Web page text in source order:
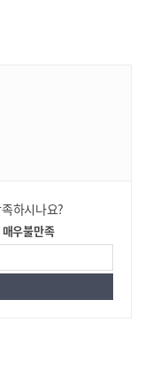
하시나요?
매우불만족